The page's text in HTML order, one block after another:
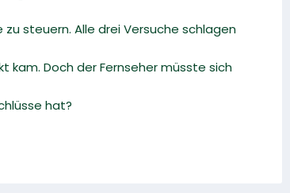
steuern. Alle drei Versuche schlagen
kam. Doch der Fernseher müsste sich
hat?